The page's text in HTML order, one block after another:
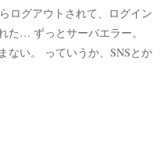
ログアウトされて、ログイン
た… ずっとサーバエラー。
ない。 っていうか、SNSとか